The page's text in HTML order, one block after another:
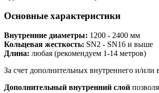
Основные характеристики
Внутренние диаметры: 1200 - 2400 мм
Кольцевая жесткость: SN2 - SN16 и выше
Длина: любая (рекомендуем 1-14 метров)
За счет дополнительных внутреннего и/
Дополнительный внутренний слой